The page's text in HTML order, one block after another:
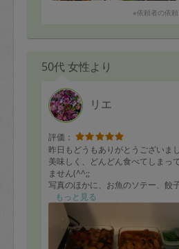
※依頼者の依
50代 女性より
リエ
評価：
昨日もどうもありがとうございま
美味しく、どんどん食べてしまっ
ません(^^;;
写真のほかに、お魚のソテー、餃
本当にたくさん作ってくださいま
しくお願い致します。
もっと見る